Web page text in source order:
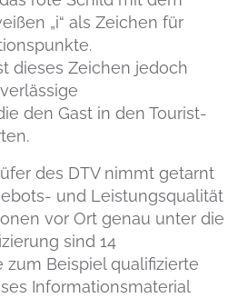
„i“ als Zeichen für
dieses Zeichen jedoch
den Gast in den Tourist-
des DTV nimmt getarnt
und Leistungsqualität
vor Ort genau unter die
sind 14
zum Beispiel qualifizierte
Informationsmaterial